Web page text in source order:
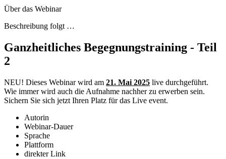
Über das Webinar
Beschreibung folgt …
Ganzheitliches Begegnungstraining - Teil
2
NEU! Dieses Webinar wird am 21. Mai 2025 live durchgeführt.
Wie immer wird auch die Aufnahme nachher zu erwerben sein.
Sichern Sie sich jetzt Ihren Platz für das Live event.
Autorin
Webinar-Dauer
Sprache
Plattform
direkter Link